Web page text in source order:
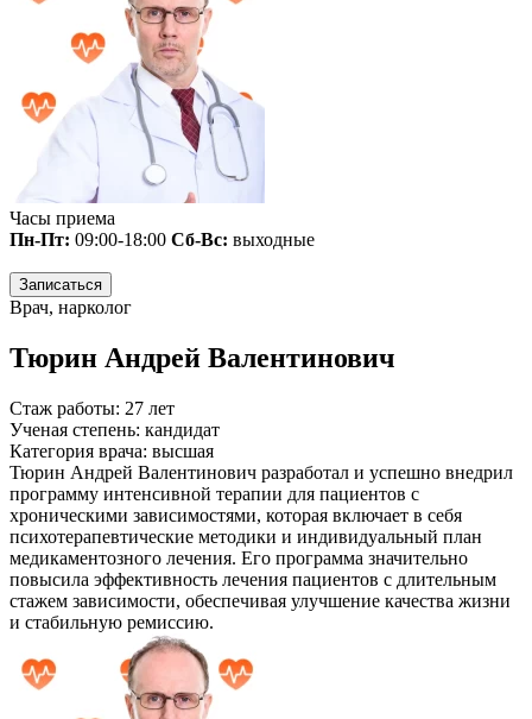
Часы приема
Пн-Пт: 09:00-18:00 Сб-Вс: выходные
Записаться
Врач, нарколог
Тюрин Андрей Валентинович
Стаж работы: 27 лет
Ученая степень: кандидат
Категория врача: высшая
Тюрин Андрей Валентинович разработал и успешно внедрил
программу интенсивной терапии для пациентов с
хроническими зависимостями, которая включает в себя
психотерапевтические методики и индивидуальный план
медикаментозного лечения. Его программа значительно
повысила эффективность лечения пациентов с длительным
стажем зависимости, обеспечивая улучшение качества жизни
и стабильную ремиссию.